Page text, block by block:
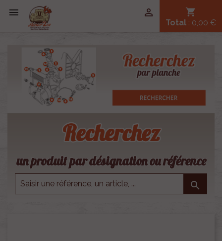
 shopping_cart
Total : 0,00 €

Recherchez
un produit par désignation ou référence
